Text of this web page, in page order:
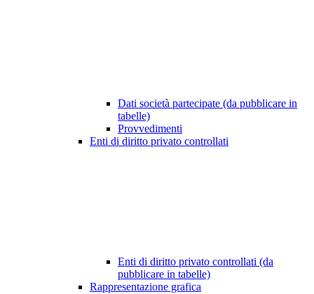
Dati società partecipate (da pubblicare in
tabelle)
Provvedimenti
Enti di diritto privato controllati
Enti di diritto privato controllati (da
pubblicare in tabelle)
Rappresentazione grafica